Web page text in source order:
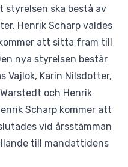
styrelsen ska bestå av
Henrik Scharp valdes
att sitta fram till
nya styrelsen består
Vajlok, Karin Nilsdotter,
och Henrik
Scharp kommer att
vid årsstämman
till mandattidens